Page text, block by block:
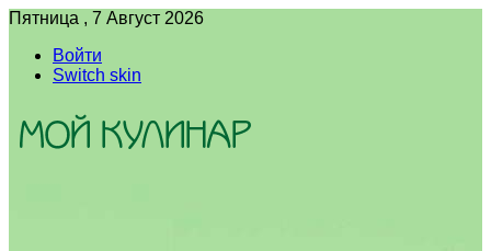
Пятница , 7 Август 2026
Войти
Switch skin